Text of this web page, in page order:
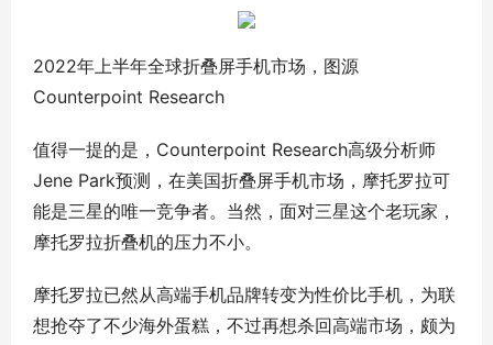
2022年上半年全球折叠屏手机市场，图源
Counterpoint Research
值得一提的是，Counterpoint Research高级分析师
Jene Park预测，在美国折叠屏手机市场，摩托罗拉可
能是三星的唯一竞争者。当然，面对三星这个老玩家，
摩托罗拉折叠机的压力不小。
摩托罗拉已然从高端手机品牌转变为性价比手机，为联
想抢夺了不少海外蛋糕，不过再想杀回高端市场，颇为